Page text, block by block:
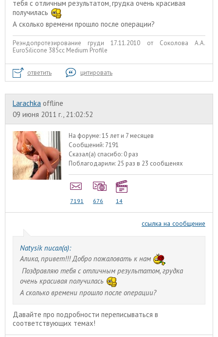
тебя с отличным результатом, грудка очень красивая
получилась
А сколько времени прошло после операции?
Реэндопротезирование груди 17.11.2010 от Соколова А.А.
EuroSilicone 385сс Medium Profile
ответить цитировать
Larachka offline
09 июня 2011 г., 21:02:52
На форуме:15 лет и 7 месяцев
Сообщений: 7191
Сказал(а) спасибо: 0 раз
Поблагодарили: 25 раз в 23 сообщенях
7191 676 14
ссылка на сообщение
Natysik писал(а):
Алика, привет!!! Добро пожаловать к нам
Поздравляю тебя с отличным результатом, грудка
очень красивая получилась
А сколько времени прошло после операции?
Давайте про подробности переписываться в
соответствующих темах!